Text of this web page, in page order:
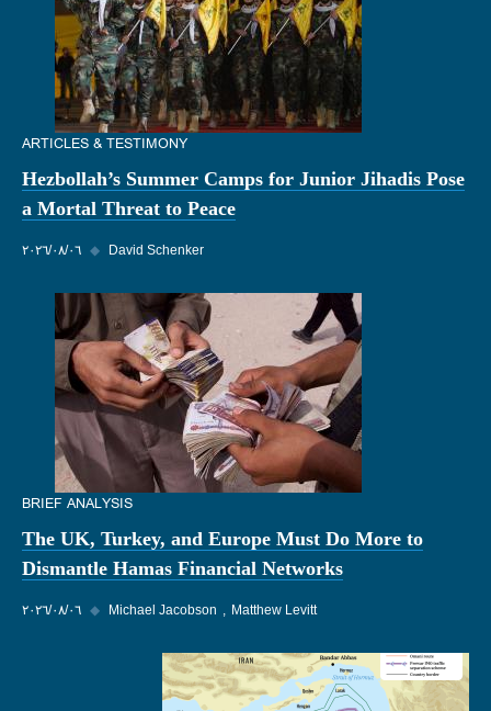
ARTICLES & TESTIMONY
Hezbollah’s Summer Camps for Junior Jihadis Pose
a Mortal Threat to Peace
٠٦‏/٠٨‏/٢٠٢٦ ◆ David Schenker
BRIEF ANALYSIS
The UK, Turkey, and Europe Must Do More to
Dismantle Hamas Financial Networks
٠٦‏/٠٨‏/٢٠٢٦ ◆ Michael Jacobson Matthew Levitt